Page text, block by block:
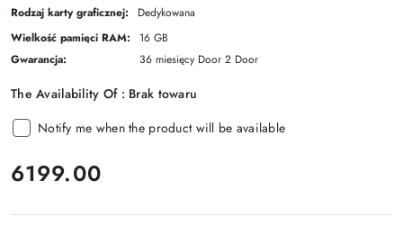
Rodzaj karty graficznej:
Dedykowana
Wielkość pamięci RAM:
16 GB
Gwarancja:
36 miesięcy Door 2 Door
The Availability Of : Brak towaru
Notify me when the product will be available
price:
6199.00